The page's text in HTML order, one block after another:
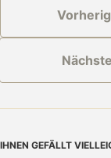
Nächste
IHNEN GEFÄLLT